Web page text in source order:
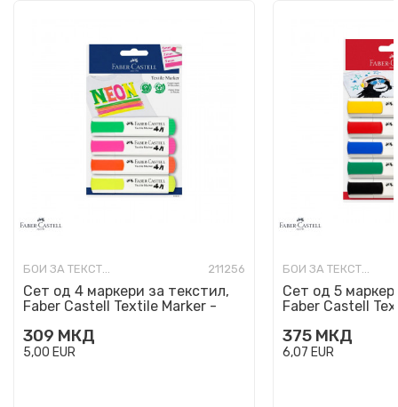
БОИ ЗА ТЕКСТИЛ 211256
Сет од 4 маркери за текстил,
Faber Castell Textile Marker -
309 МКД
5,00 EUR
БОИ ЗА ТЕКСТИЛ
Сет од 5
Faber Castell
375 МКД
6,07 EUR